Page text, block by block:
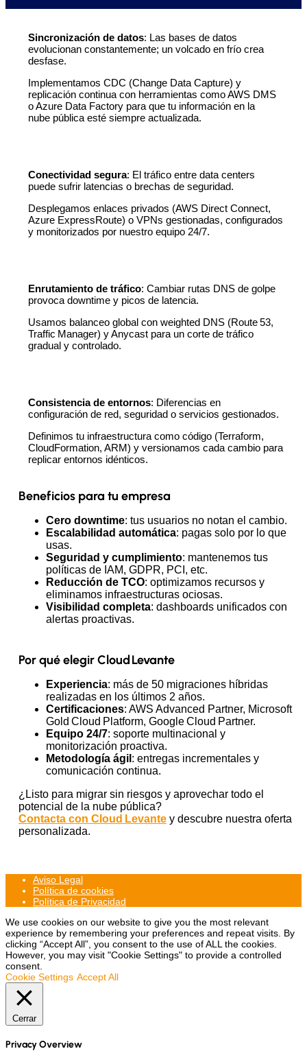
Sincronización de datos: Las bases de datos
evolucionan constantemente; un volcado en frío crea
desfase.
Implementamos CDC (Change Data Capture) y
replicación continua con herramientas como AWS DMS
o Azure Data Factory para que tu información en la
nube pública esté siempre actualizada.
Conectividad segura: El tráfico entre data centers
puede sufrir latencias o brechas de seguridad.
Desplegamos enlaces privados (AWS Direct Connect,
Azure ExpressRoute) o VPNs gestionadas, configurados
y monitorizados por nuestro equipo 24/7.
Enrutamiento de tráfico: Cambiar rutas DNS de golpe
provoca downtime y picos de latencia.
Usamos balanceo global con weighted DNS (Route 53,
Traffic Manager) y Anycast para un corte de tráfico
gradual y controlado.
Consistencia de entornos: Diferencias en
configuración de red, seguridad o servicios gestionados.
Definimos tu infraestructura como código (Terraform,
CloudFormation, ARM) y versionamos cada cambio para
replicar entornos idénticos.
Beneficios para tu empresa
Cero downtime: tus usuarios no notan el cambio.
Escalabilidad automática: pagas solo por lo que
usas.
Seguridad y cumplimiento: mantenemos tus
políticas de IAM, GDPR, PCI, etc.
Reducción de TCO: optimizamos recursos y
eliminamos infraestructuras ociosas.
Visibilidad completa: dashboards unificados con
alertas proactivas.
Por qué elegir Cloud Levante
Experiencia: más de 50 migraciones híbridas
realizadas en los últimos 2 años.
Certificaciones: AWS Advanced Partner, Microsoft
Gold Cloud Platform, Google Cloud Partner.
Equipo 24/7: soporte multinacional y
monitorización proactiva.
Metodología ágil : entregas incrementales y
comunicación continua.
¿Listo para migrar sin riesgos y aprovechar todo el
potencial de la nube pública?
Contacta con Cloud Levante y descubre nuestra oferta
personalizada.
Aviso Legal
Política de cookies
Política de Privacidad
We use cookies on our website to give you the most relevant
experience by remembering your preferences and repeat visits. By
clicking “Accept All”, you consent to the use of ALL the cookies.
However, you may visit "Cookie Settings" to provide a controlled
consent.
Cookie Settings Accept All
Cerrar
Privacy Overview